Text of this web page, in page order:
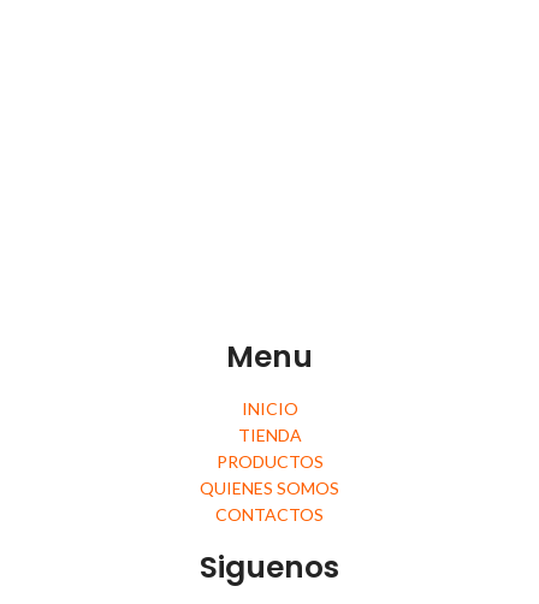
Menu
INICIO
TIENDA
PRODUCTOS
QUIENES SOMOS
CONTACTOS
Siguenos